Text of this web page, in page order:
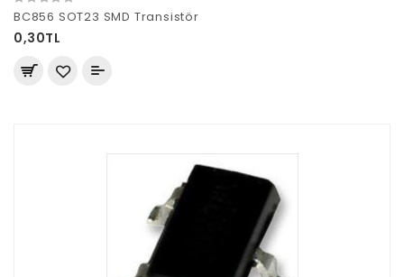
BC856 SOT23 SMD Transistör
0,30TL